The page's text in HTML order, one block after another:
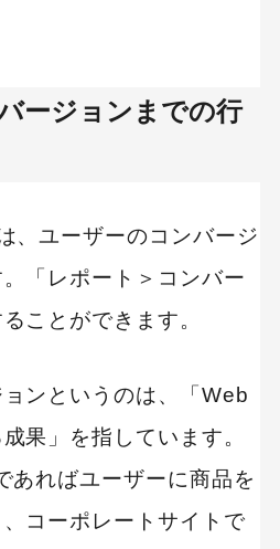
ージョンまでの行
、ユーザーのコンバージ
「レポート＞コンバー
ことができます。
ンというのは、「Web
果」を指しています。
あればユーザーに商品を
コーポレートサイトで